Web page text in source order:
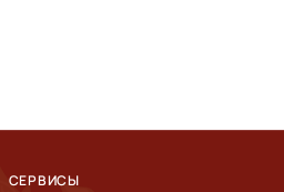
СЕРВИСЫ